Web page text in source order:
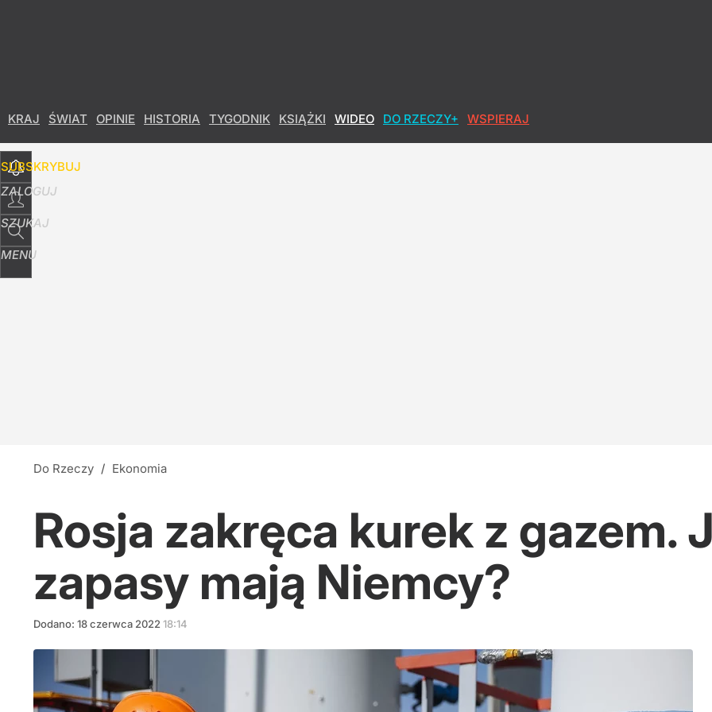
KRAJ ŚWIAT OPINIE HISTORIA TYGODNIK KSIĄŻKI WIDEO DO RZECZY+ WSPIERAJ
SUBSKRYBUJ
ZALOGUJ
SZUKAJ
MENU
Do Rzeczy / Ekonomia
Rosja zakręca kurek z gazem.
zapasy mają Niemcy?
Dodano: 18czerwca 2022 18:14